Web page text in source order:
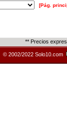
[Pág.
** Precios
© 2002/2022 Solo10.com